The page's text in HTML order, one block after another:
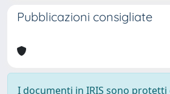
Pubblicazioni consigliate
I documenti in IRIS sono